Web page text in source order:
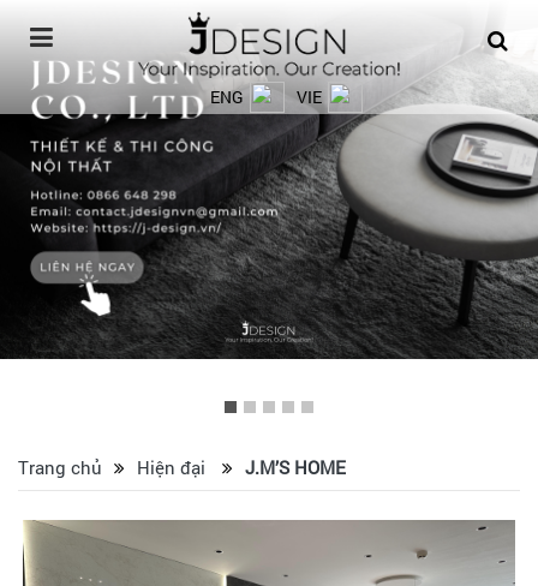
ENG VIE
Trang chủ Hiện đại J.M’S HOME